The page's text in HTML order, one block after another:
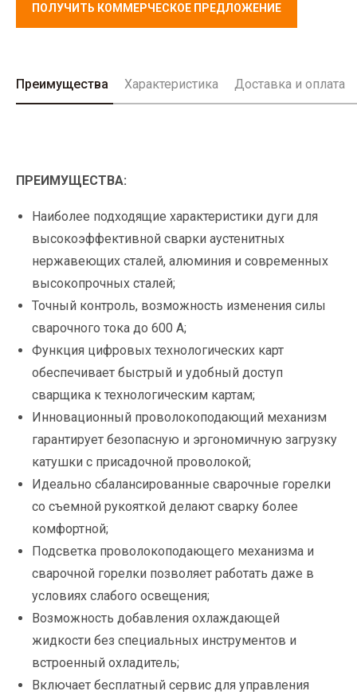
ПОЛУЧИТЬ КОММЕРЧЕСКОЕ ПРЕДЛОЖЕНИЕ
Преимущества Характеристика Доставка и оплата
ПРЕИМУЩЕСТВА:
Наиболее подходящие характеристики дуги для
высокоэффективной сварки аустенитных
нержавеющих сталей, алюминия и современных
высокопрочных сталей;
Точный контроль, возможность изменения силы
сварочного тока до 600 А;
Функция цифровых технологических карт
обеспечивает быстрый и удобный доступ
сварщика к технологическим картам;
Инновационный проволокоподающий механизм
гарантирует безопасную и эргономичную загрузку
катушки с присадочной проволокой;
Идеально сбалансированные сварочные горелки
со съемной рукояткой делают сварку более
комфортной;
Подсветка проволокоподающего механизма и
сварочной горелки позволяет работать даже в
условиях слабого освещения;
Возможность добавления охлаждающей
жидкости без специальных инструментов и
встроенный охладитель;
Включает бесплатный сервис для управления